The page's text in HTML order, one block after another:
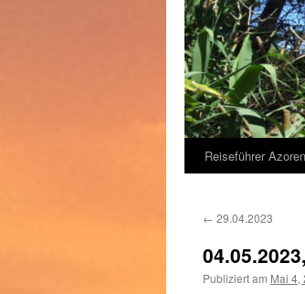
Reiseführer Azoren
← 29.04.2023
Publiziert am Mai 4,